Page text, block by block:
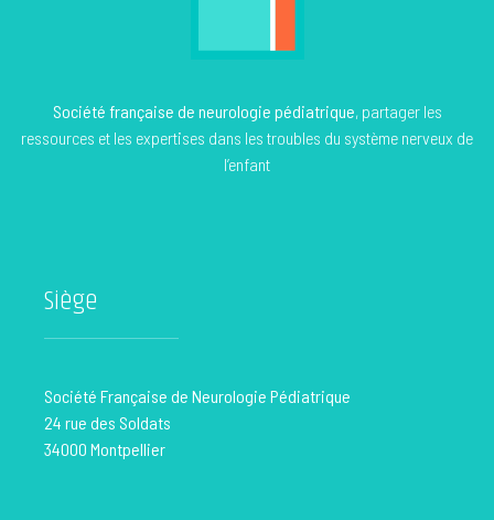
Société française de neurologie pédiatrique, partager les
ressources et les expertises dans les troubles du système nerveux de
l’enfant
Siège
Société Française de Neurologie Pédiatrique
24 rue des Soldats
34000 Montpellier